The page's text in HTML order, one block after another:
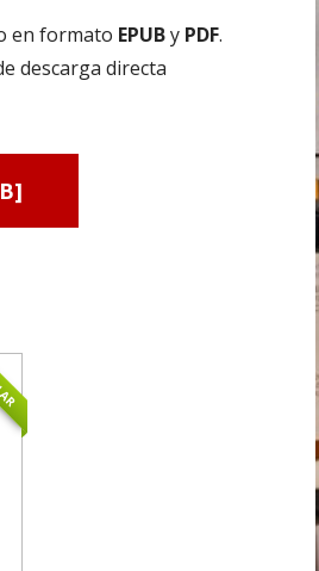
en formato EPUBy PDF.
descarga directa